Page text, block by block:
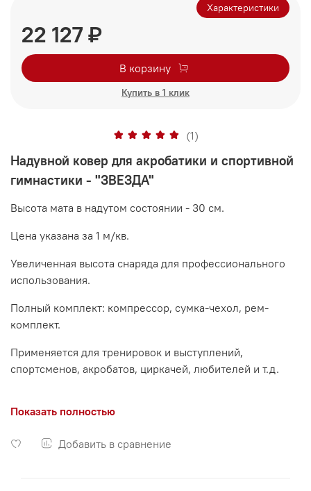
Добавить в сравнение
22 127 ₽
В корзину
Купить в 1 клик
Характеристики
(1)
Надувной ковер для акробатики и спортивной
гимнастики - "ЗВЕЗДА"
Высота мата в надутом состоянии - 30 см.
Цена указана за 1 м/кв.
Увеличенная высота снаряда для профессионального
использования.
Полный комплект: компрессор, сумка-чехол, рем-
комплект.
Применяется для тренировок и выступлений,
спортсменов, акробатов, циркачей, любителей и т.д.
или тактильных предпочтений такой большой надувной
любительского уровня, например, для женщин и детей,
Показать полностью